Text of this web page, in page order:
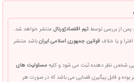
پس از بررسی توسطتیم اقتصادژورنالمنتشر خواهد شد.
و یا خلافقوانین جمهوری اسلامی ایرانباشد منتشر
پی شخص نظر دهنده ثبت می شود و کلیهمسئولیت های
و قابل پیگیری قضایی می باشد که در صورت هر